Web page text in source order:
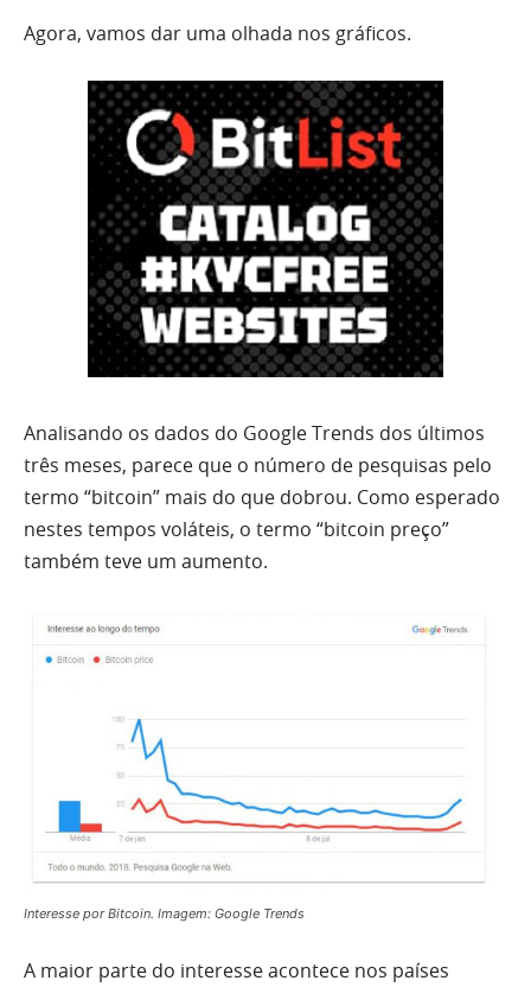
Agora, vamos dar uma olhada nos gráficos.
Analisando os dados do Google Trends dos últimos
três meses, parece que o número de pesquisas pelo
termo “bitcoin” mais do que dobrou. Como esperado
nestes tempos voláteis, o termo “bitcoin preço”
também teve um aumento.
Interesse por Bitcoin. Imagem: Google Trends
A maior parte do interesse acontece nos países